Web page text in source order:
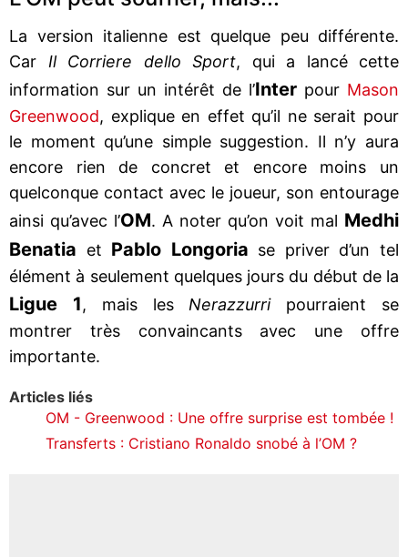
La version italienne est quelque peu différente.
Car Il Corriere dello Sport, qui a lancé cette
information sur un intérêt de l’Inter pour Mason
Greenwood, explique en effet qu’il ne serait pour
le moment qu’une simple suggestion. Il n’y aura
encore rien de concret et encore moins un
quelconque contact avec le joueur, son entourage
ainsi qu’avec l’OM. A noter qu’on voit mal Medhi
Benatia
et Pablo Longoria se priver d’un tel
élément à seulement quelques jours du début de la
Ligue 1, mais les Nerazzurri pourraient se
montrer très convaincants avec une offre
importante.
Articles liés
OM - Greenwood : Une offre surprise est tombée !
Transferts : Cristiano Ronaldo snobé à l’OM ?